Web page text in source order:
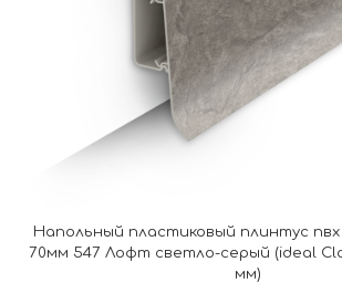
Напольный пластиковый плинтус
70мм 547 Лофт светло-серый (ideal
мм)